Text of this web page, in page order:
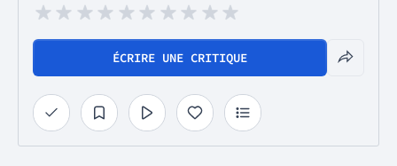
ÉCRIRE UNE CRITIQUE